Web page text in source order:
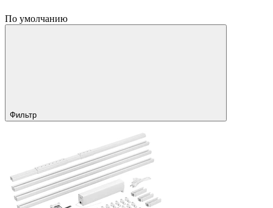
По умолчанию
Фильтр